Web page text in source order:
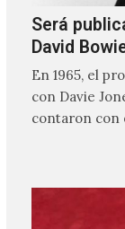
Será
David
En 1965, el
con Davie
contaron con